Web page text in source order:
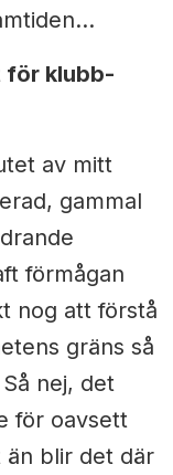
för klubb-
av mitt
gammal
förmågan
nog att förstå
gräns så
nej, det
för oavsett
än blir det där